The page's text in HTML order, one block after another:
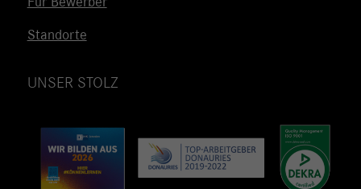
Für Bewerber
Standorte
UNSER STOLZ